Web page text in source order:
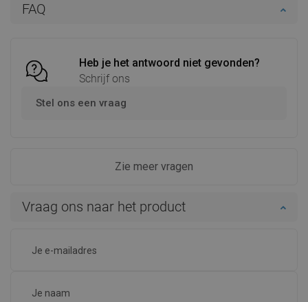
FAQ
Heb je het antwoord niet gevonden?
Schrijf ons
Stel ons een vraag
Zie meer vragen
Vraag ons naar het product